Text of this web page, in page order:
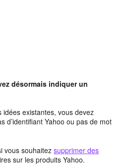
désormais indiquer un
existantes, vous devez
d’identifiant Yahoo ou pas de mot
vous souhaitez supprimer des
sur les produits Yahoo.